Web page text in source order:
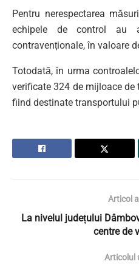
Pentru nerespectarea
echipele de control au
contravenționale, în valoare
Totodată, în urma
verificate 324 de mijloace de
fiind destinate transportului
Articol
La nivelul județului
centre de
Articolul